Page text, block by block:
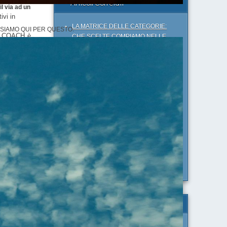
QUI PER QUESTO.
via ad un
in
è
caso di
proprie
di
e
il
il
Articoli Correlati
LA MATRICE DELLE CATEGORIE:
CHE SCELTE COMPIAMO NELLE
IL TONO EMOZIONALE: UN SISTEMA
PER COMPRENDERE NOI STESSI
SODDISFARE I BISOGNI PRIMARI:
DIVENTARE CONSAPEVOLI DELLE
DIMENSIONI UMANE
IL PRINCIPIO DELL'ARAGOSTA:
L'ABITUDINE ALLA MEDIOCRITÀ
Articoli Correlati